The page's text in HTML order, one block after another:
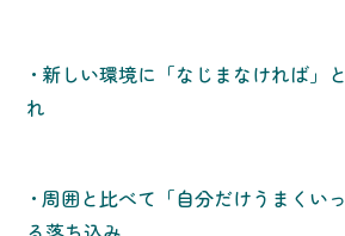
• 新しい環境に「なじまなければ」
れ
• 周囲と比べて「自分だけうまくい